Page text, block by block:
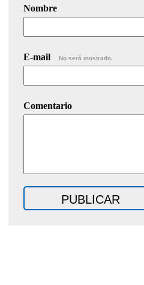
Nombre
E-mail No será mostrado.
Comentario